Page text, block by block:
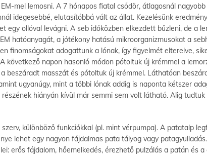
mel lemosni. A 7 hónapos fiatal csődör, átlagosnál
idegesebbé, elutasítóbbá vált az állat. Kezelésünk
egy ollóval levágni. A seb időközben elkezdett bűzleni, de a
hatóanyagát, a jótékony hatású mikroorganizmusokat a
finomságokat adogattunk a lónak, így figyelmét elterelve,
következő napon hasonló módon pótoltuk új krémmel a
beszáradt masszát és pótoltuk új krémmel. Láthatóan
ugyanúgy, mint a többi lónak addig is naponta kétszer
hiányán kívül már semmi sem volt látható. Alig
különböző funkciókkal (pl. mint vérpumpa). A patatalp
lehet egy nagyon fájdalmas pata tályog vagy
erős fájdalom, hőemelkedés, érezhető pulzálás a patán és